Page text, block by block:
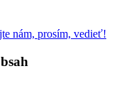
nám, prosím, vedieť!